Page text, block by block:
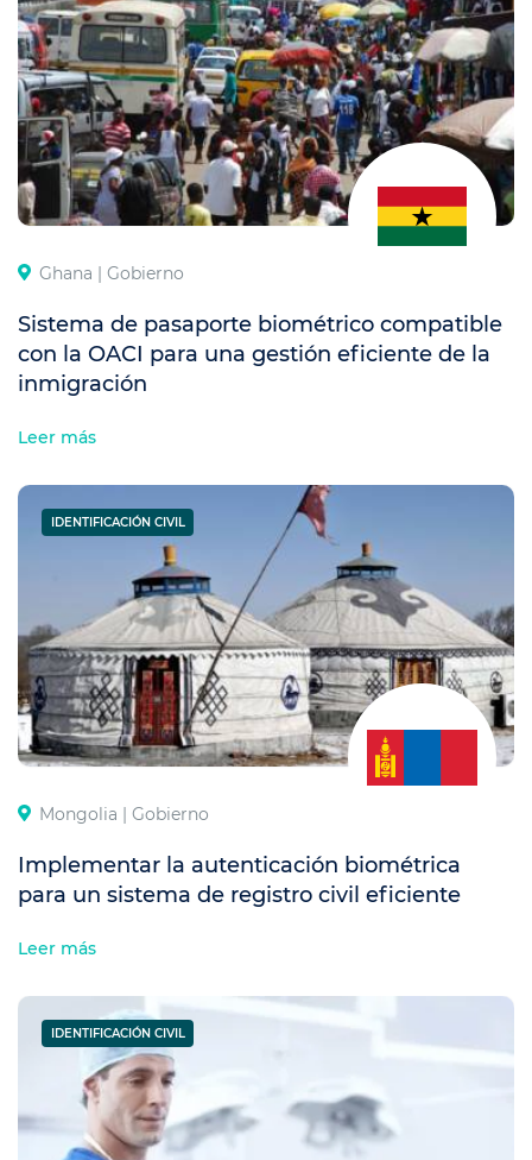
Ghana | Gobierno
Sistema de pasaporte biométrico compatible
con la OACI para una gestión eficiente de la
inmigración
Leer más
IDENTIFICACIÓN CIVIL
Mongolia | Gobierno
Implementar la autenticación biométrica
para un sistema de registro civil eficiente
Leer más
IDENTIFICACIÓN CIVIL